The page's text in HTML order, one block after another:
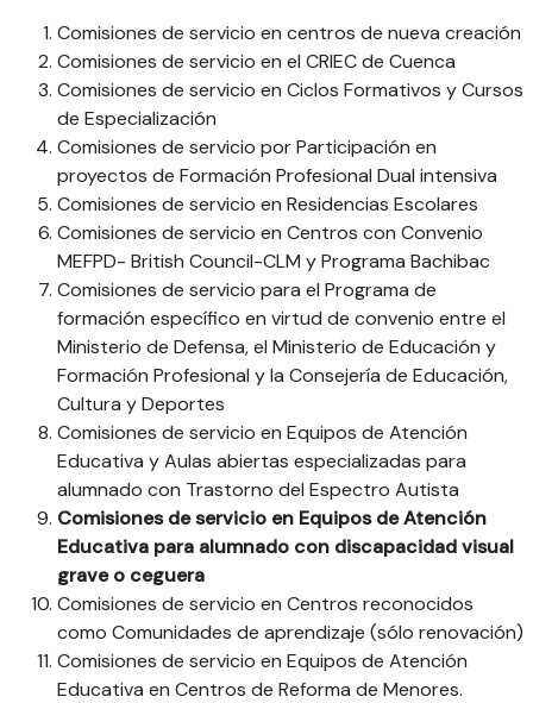
Comisiones de servicio en centros de nueva creación
Comisiones de servicio en el CRIEC de Cuenca
Comisiones de servicio en Ciclos Formativos y Cursos
de Especialización
Comisiones de servicio por Participación en
proyectos de Formación Profesional Dual intensiva
Comisiones de servicio en Residencias Escolares
Comisiones de servicio en Centros con Convenio
MEFPD- British Council-CLM y Programa Bachibac
Comisiones de servicio para el Programa de
formación específico en virtud de convenio entre el
Ministerio de Defensa, el Ministerio de Educación y
Formación Profesional y la Consejería de Educación,
Cultura y Deportes
Comisiones de servicio en Equipos de Atención
Educativa y Aulas abiertas especializadas para
alumnado con Trastorno del Espectro Autista
Comisiones de servicio en Equipos de Atención
Educativa para alumnado con discapacidad visual
grave o ceguera
Comisiones de servicio en Centros reconocidos
como Comunidades de aprendizaje (sólo renovación)
Comisiones de servicio en Equipos de Atención
Educativa en Centros de Reforma de Menores.